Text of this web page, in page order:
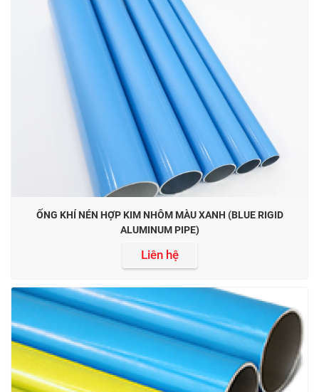
ỐNG KHÍ NÉN HỢP KIM NHÔM MÀU XANH (BLUE RIGID
ALUMINUM PIPE)
Liên hệ